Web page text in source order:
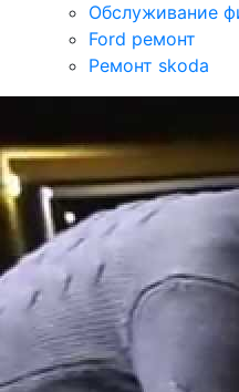
Обслуживание
Ford ремонт
Ремонт skoda